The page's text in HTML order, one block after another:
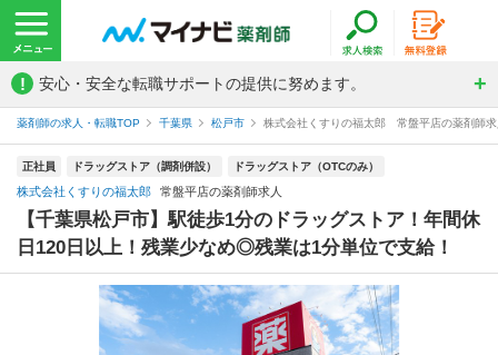
! 安心・安全な転職サポートの提供に努めます。
薬剤師の求人・転職TOP 千葉県 松戸市 株式会社くすりの福太郎 常盤平店の薬剤師
正社員 ドラッグストア（調剤併設） ドラッグストア（OTCのみ）
株式会社くすりの福太郎 常盤平店の薬剤師求人
【千葉県松戸市】駅徒歩1分のドラッグストア！年間休
日120日以上！残業少なめ◎残業は1分単位で支給！